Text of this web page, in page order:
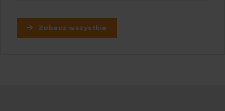
Zobacz wszystkie